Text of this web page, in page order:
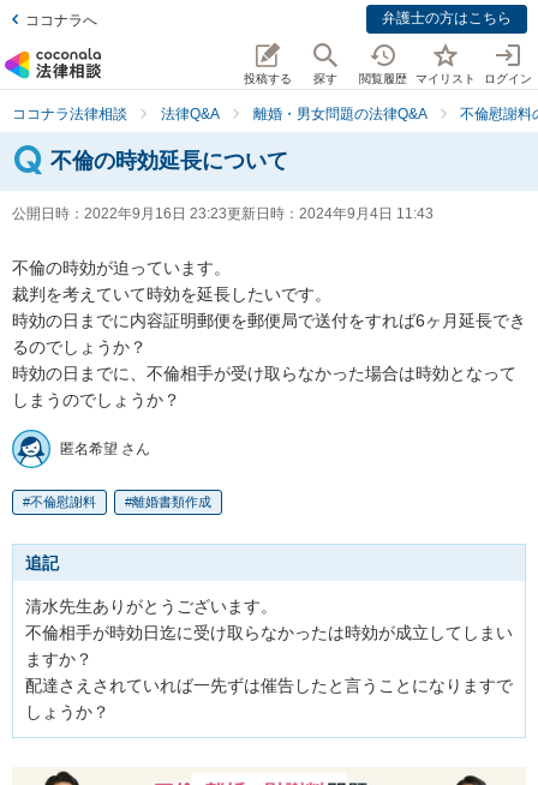
ココナラへ 弁護士の方はこちら
投稿する 探す 閲覧履歴 マイリスト ログイン
ココナラ法律相談 法律Q&A 離婚・男女問題の法律Q&A 不倫慰謝料
不倫の時効延長について
公開日時： 2022年9月16日 23:23更新日時： 2024年9月4日 11:43
不倫の時効が迫っています。
裁判を考えていて時効を延長したいです。
時効の日までに内容証明郵便を郵便局で送付をすれば6ヶ月延長でき
るのでしょうか？
時効の日までに、不倫相手が受け取らなかった場合は時効となって
しまうのでしょうか？
匿名希望 さん
不倫慰謝料 離婚書類作成
追記
清水先生ありがとうございます。
不倫相手が時効日迄に受け取らなかったは時効が成立してしまい
ますか？
配達さえされていれば一先ずは催告したと言うことになりますで
しょうか？